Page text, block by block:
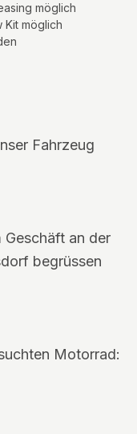
möglich
Kit möglich
Fahrzeug
Geschäft an der
begrüssen
Motorrad: